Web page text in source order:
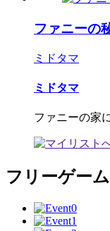
ファニーの
ミドタマ
ミドタマ
ファニーの家
フリーゲー